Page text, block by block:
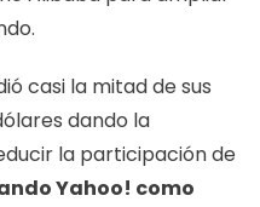
casi la mitad de sus
dando la
la participación de
Yahoo! como